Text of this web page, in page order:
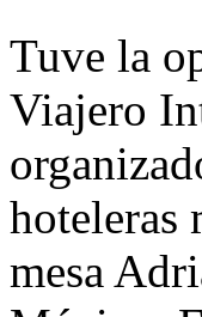
Tuve la
Viajero
hoteleras
mesa